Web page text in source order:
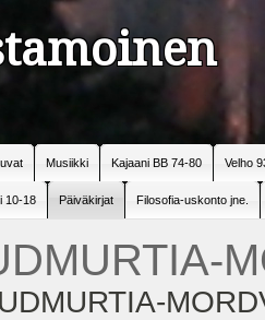
Musiikki Kajaani BB 74-80 Velho
10-18 Päiväkirjat Filosofia-uskonto jne.